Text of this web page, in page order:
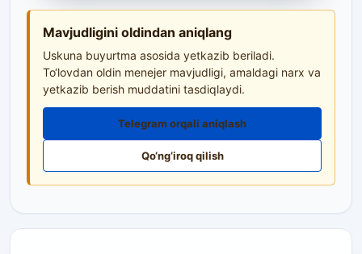
Mavjudligini oldindan aniqlang
Uskuna buyurtma asosida yetkazib beriladi.
To‘lovdan oldin menejer mavjudligi, amaldagi narx va
yetkazib berish muddatini tasdiqlaydi.
Telegram orqali aniqlash
Qo‘ng‘iroq qilish